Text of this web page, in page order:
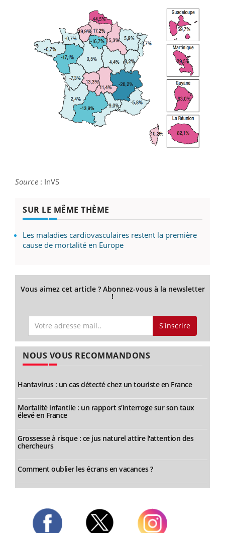
Source: InVS
SUR LE MÊME THÈME
Les maladies cardiovasculaires restent la première
cause de mortalité en Europe
Vous aimez cet article ? Abonnez-vous à la newsletter
!
S'inscrire
NOUS VOUS RECOMMANDONS
Hantavirus : un cas détecté chez un touriste en France
Mortalité infantile : un rapport s’interroge sur son taux
élevé en France
Grossesse à risque : ce jus naturel attire l'attention des
chercheurs
Comment oublier les écrans en vacances ?